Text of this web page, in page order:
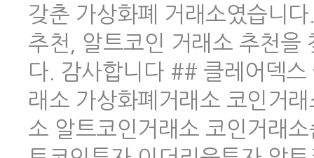
갖춘 가상화폐 거래소였습니
추천, 알트코인 거래소 추천을
다. 감사합니다 ## 클레어덱
래소 가상화폐거래소 코인거
소 알트코인거래소 코인거래